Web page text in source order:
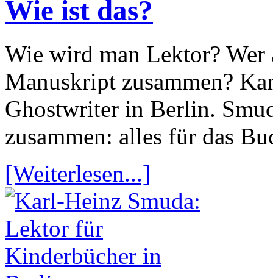
Wie ist das?
Wie wird man Lektor?
Manuskript zusammen?
Ghostwriter in Berlin.
zusammen: alles für das
[Weiterlesen...]